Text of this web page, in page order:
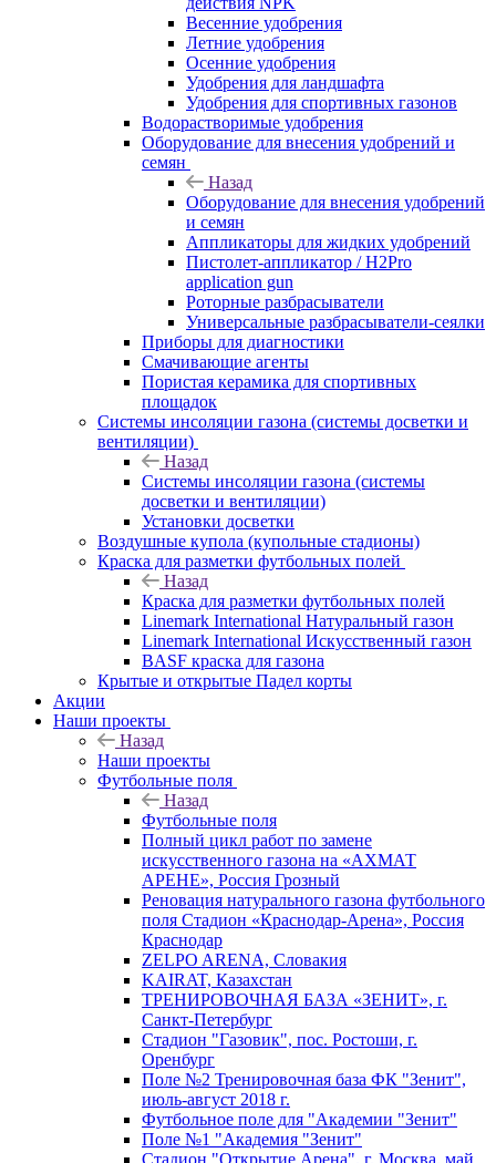
Весенние удобрения
Летние удобрения
Осенние удобрения
Удобрения для ландшафта
Удобрения для спортивных газонов
Водорастворимые удобрения
Оборудование для внесения удобрений и
семян
Назад
Оборудование для внесения удобрений
и семян
Аппликаторы для жидких удобрений
Пистолет-аппликатор / H2Pro
application gun
Роторные разбрасыватели
Универсальные разбрасыватели-сеялки
Приборы для диагностики
Смачивающие агенты
Пористая керамика для спортивных
площадок
Системы инсоляции газона (системы досветки и
вентиляции)
Назад
Системы инсоляции газона (системы
досветки и вентиляции)
Установки досветки
Воздушные купола (купольные стадионы)
Краска для разметки футбольных полей
Назад
Краска для разметки футбольных полей
Linemark International Натуральный газон
Linemark International Искусственный газон
BASF краска для газона
Крытые и открытые Падел корты
Акции
Наши проекты
Назад
Наши проекты
Футбольные поля
Назад
Футбольные поля
Полный цикл работ по замене
искусственного газона на «АХМАТ
АРЕНЕ», Россия Грозный
Реновация натурального газона футбольного
поля Стадион «Краснодар-Арена», Россия
Краснодар
ZELPO ARENA, Словакия
KAIRAT, Казахстан
ТРЕНИРОВОЧНАЯ БАЗА «ЗЕНИТ», г.
Санкт-Петербург
Стадион "Газовик", пос. Ростоши, г.
Оренбург
Поле №2 Тренировочная база ФК "Зенит",
июль-август 2018 г.
Футбольное поле для "Академии "Зенит"
Поле №1 "Академия "Зенит"
Стадион "Открытие Арена", г. Москва, май